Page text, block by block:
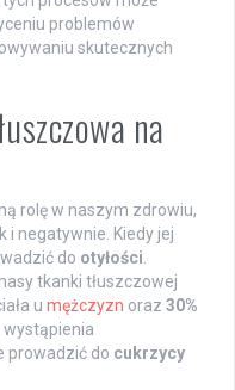
problemów
skutecznych
na
rolę w naszym zdrowiu,
i negatywnie. Kiedy jej
do otyłości
tkanki tłuszczowej
u mężczyzn oraz 30%
wystąpienia
prowadzić do cukrzycy